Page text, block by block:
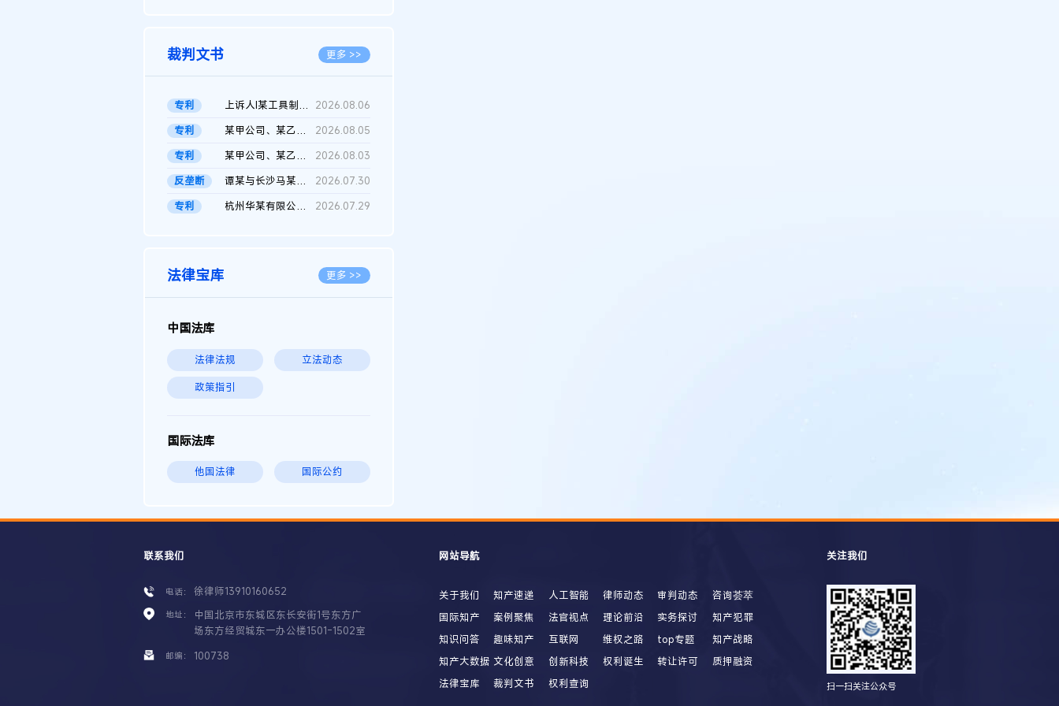
裁判文书 更多 >>
专利 上诉人I某工具制品有限公司与被上诉人程某及一审被告中华人民共和...
2026.08.06
专利
某甲公司、某乙公司、某丙公司申请诉前行为保全复议裁定书
2026.08.05
专利
某甲公司、某乙公司、官某与某丙公司专利申请权权属纠纷 二审判决...
2026.08.03
反垄断
谭某与长沙马某堆农产品股份有限公司滥用市场支配地位纠纷二审裁...
2026.07.30
专利
杭州华某有限公司与菲某有限公司侵害发明专利权纠纷 2026.07.29
法律宝库 更多 >>
中国法库
法律法规 立法动态
政策指引
国际法库
他国法律 国际公约
联系我们
电话： 徐律师13910160652
地址：
中国北京市东城区东长安街1号东方广
场东方经贸城东一办公楼1501-1502室
邮编： 100738
网站导航
关于我们 知产速递 人工智能 律师动态 审判动态
咨询荟萃
国际知产
案例聚焦 法官视点 理论前沿 实务探讨
知产犯罪
知识问答
趣味知产 互联网 维权之路 top专题
知产战略
知产大数据 文化创意 创新科技 权利诞生 转让许可
质押融资
法律宝库
裁判文书 权利查询
关注我们
扫一扫关注公众号